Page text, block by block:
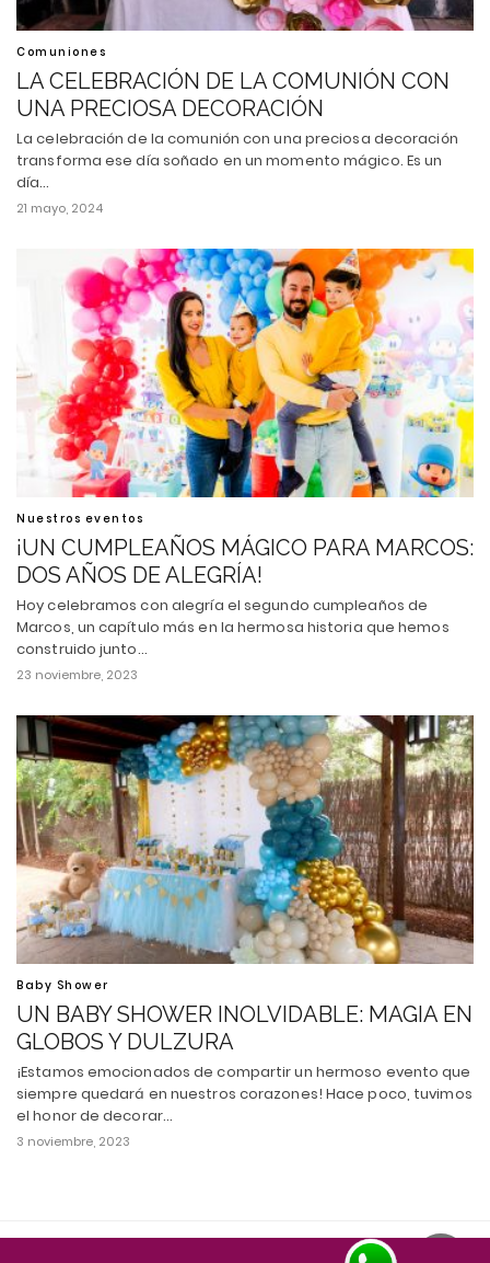
Comuniones
LA CELEBRACIÓN DE LA COMUNIÓN CON
UNA PRECIOSA DECORACIÓN
La celebración de la comunión con una preciosa decoración
transforma ese día soñado en un momento mágico. Es un
día…
21 mayo, 2024
Nuestros eventos
¡UN CUMPLEAÑOS MÁGICO PARA MARCOS:
DOS AÑOS DE ALEGRÍA!
Hoy celebramos con alegría el segundo cumpleaños de
Marcos, un capítulo más en la hermosa historia que hemos
construido junto…
23 noviembre, 2023
Baby Shower
UN BABY SHOWER INOLVIDABLE: MAGIA EN
GLOBOS Y DULZURA
¡Estamos emocionados de compartir un hermoso evento que
siempre quedará en nuestros corazones! Hace poco, tuvimos
el honor de decorar…
3 noviembre, 2023